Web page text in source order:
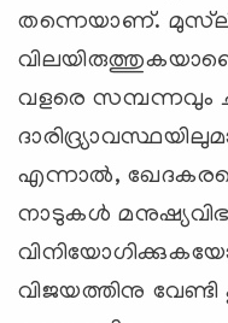
തന്നെയാണ്.
വളരെ സമ്പന്നവും
എന്നാല്‍,
നാടുകള്‍
വിജയത്തിനു